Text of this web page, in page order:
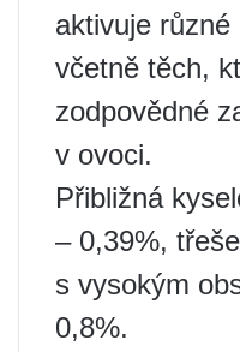
aktivuje různé
včetně těch,
zodpovědné
v ovoci.
Přibližná
– 0,39%,
s vysokým
0,8%.